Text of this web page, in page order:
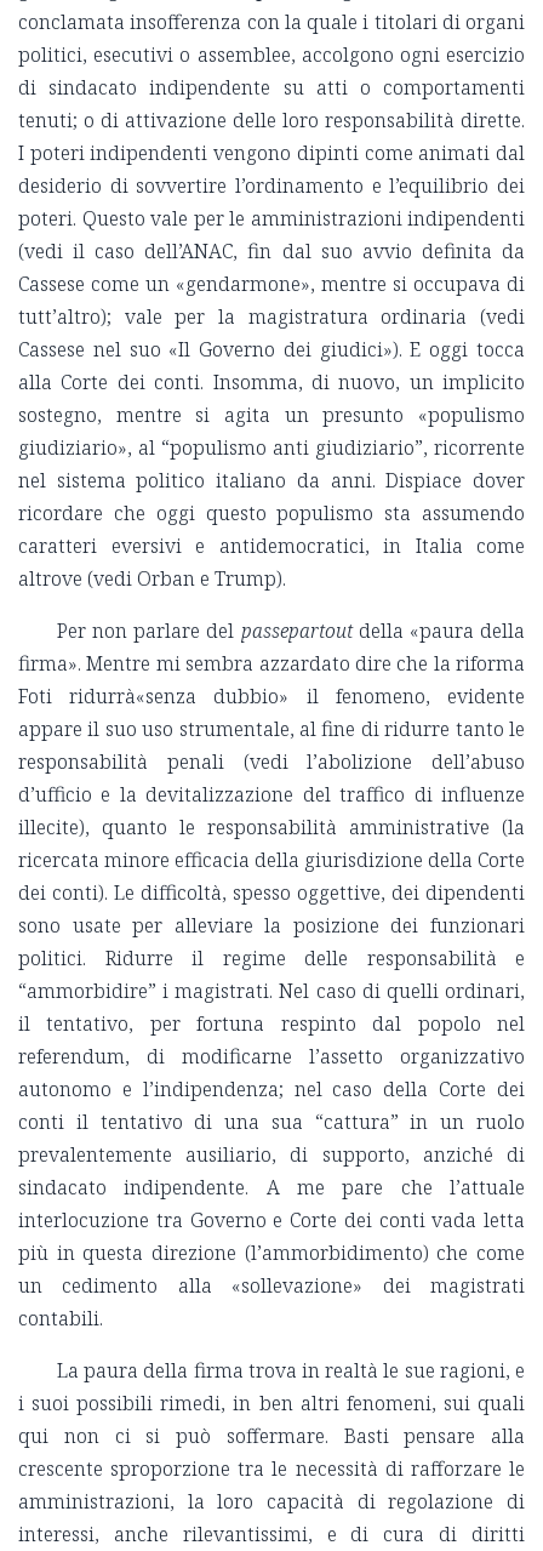
conclamata insofferenza con la quale i titolari di organi
politici, esecutivi o assemblee, accolgono ogni esercizio
di sindacato indipendente su atti o comportamenti
tenuti; o di attivazione delle loro responsabilità dirette.
I poteri indipendenti vengono dipinti come animati dal
desiderio di sovvertire l’ordinamento e l’equilibrio dei
poteri. Questo vale per le amministrazioni indipendenti
(vedi il caso dell’ANAC, fin dal suo avvio definita da
Cassese come un «gendarmone», mentre si occupava di
tutt’altro); vale per la magistratura ordinaria (vedi
Cassese nel suo «Il Governo dei giudici»). E oggi tocca
alla Corte dei conti. Insomma, di nuovo, un implicito
sostegno, mentre si agita un presunto «populismo
giudiziario», al “populismo anti giudiziario”, ricorrente
nel sistema politico italiano da anni. Dispiace dover
ricordare che oggi questo populismo sta assumendo
caratteri eversivi e antidemocratici, in Italia come
altrove (vedi Orban e Trump).
Per non parlare del passepartoutdella «paura della
firma». Mentre mi sembra azzardato dire che la riforma
Foti ridurrà«senza dubbio» il fenomeno, evidente
appare il suo uso strumentale, al fine di ridurre tanto le
responsabilità penali (vedi l’abolizione dell’abuso
d’ufficio e la devitalizzazione del traffico di influenze
illecite), quanto le responsabilità amministrative (la
ricercata minore efficacia della giurisdizione della Corte
dei conti). Le difficoltà, spesso oggettive, dei dipendenti
sono usate per alleviare la posizione dei funzionari
politici. Ridurre il regime delle responsabilità e
“ammorbidire” i magistrati. Nel caso di quelli ordinari,
il tentativo, per fortuna respinto dal popolo nel
referendum, di modificarne l’assetto organizzativo
autonomo e l’indipendenza; nel caso della Corte dei
conti il tentativo di una sua “cattura” in un ruolo
prevalentemente ausiliario, di supporto, anziché di
sindacato indipendente. A me pare che l’attuale
interlocuzione tra Governo e Corte dei conti vada letta
più in questa direzione (l’ammorbidimento) che come
un cedimento alla «sollevazione» dei magistrati
contabili.
La paura della firma trova in realtà le sue ragioni, e
i suoi possibili rimedi, in ben altri fenomeni, sui quali
qui non ci si può soffermare. Basti pensare alla
crescente sproporzione tra le necessità di rafforzare le
amministrazioni, la loro capacità di regolazione di
interessi, anche rilevantissimi, e di cura di diritti